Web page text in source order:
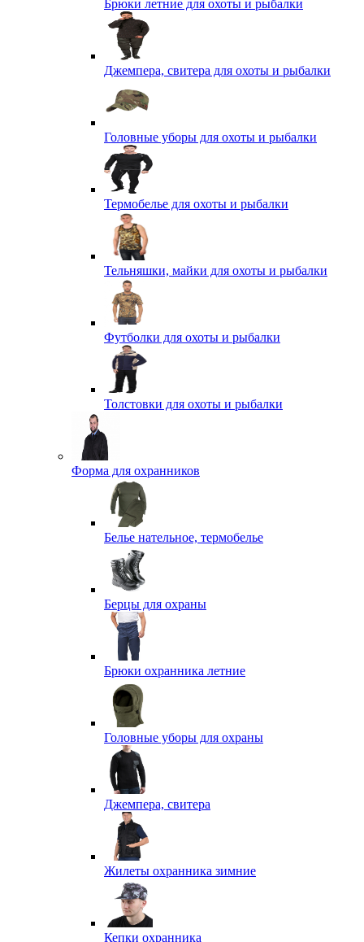
Брюки летние для охоты и рыбалки
Джемпера, свитера для охоты и рыбалки
Головные уборы для охоты и рыбалки
Термобелье для охоты и рыбалки
Тельняшки, майки для охоты и рыбалки
Футболки для охоты и рыбалки
Толстовки для охоты и рыбалки
Форма для охранников
Белье нательное, термобелье
Берцы для охраны
Брюки охранника летние
Головные уборы для охраны
Джемпера, свитера
Жилеты охранника зимние
Кепки охранника